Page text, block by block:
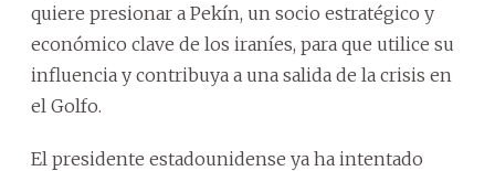
quiere presionar a Pekín, un socio estratégico y
económico clave de los iraníes, para que utilice su
influencia y contribuya a una salida de la crisis en
el Golfo.
El presidente estadounidense ya ha intentado